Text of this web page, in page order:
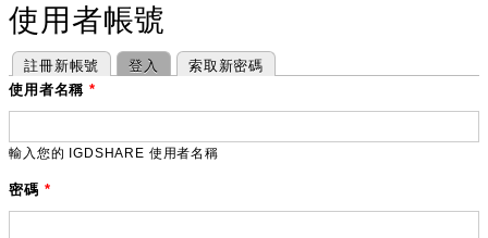
發
享
會
使用者帳號
主要索引標籤
註冊新帳號 登入
(作用中頁籤) 索取新密碼
使用者名稱*
輸入您的 IGDSHARE 使用者名稱
密碼 *